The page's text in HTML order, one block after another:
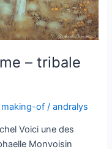
– tribale
of /andralys
Voici une des
Monvoisin